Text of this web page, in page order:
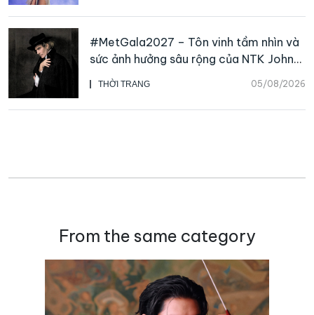
THỜI TRANG 05/08/2026
#MetGala2027 – Tôn vinh tầm nhìn và
sức ảnh hưởng sâu rộng của NTK John
Galliano
From the same category